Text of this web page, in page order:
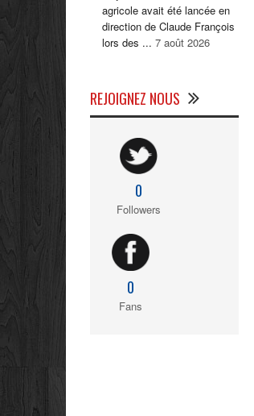
agricole avait été lancée en
direction de Claude François
lors des ... 7 août 2026
REJOIGNEZ NOUS
0
Followers
0
Fans